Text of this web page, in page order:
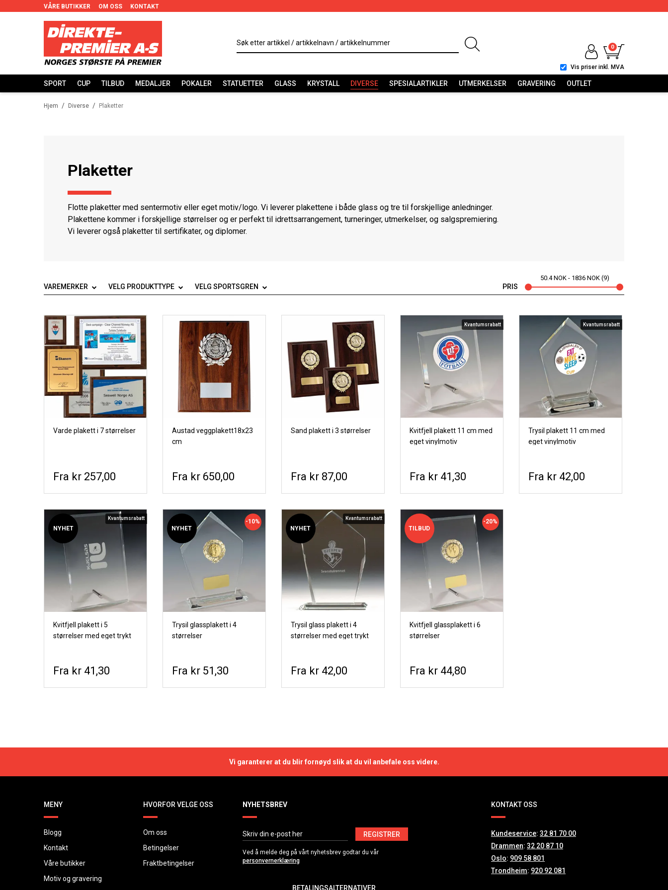
VÅRE BUTIKKER OM OSS KONTAKT
0
Vis priser inkl. MVA
SPORT CUP TILBUD MEDALJER POKALER STATUETTER GLASS KRYSTALL DIVERSE SPESIALARTIKLER UTMERKELSER GRAVERING OUTLET
/
Hjem /
Diverse Plaketter
Plaketter
Flotte plaketter med sentermotiv eller eget motiv/logo. Vi leverer plakettene i både glass og tre til forskjellige anledninger.
Plakettene kommer i forskjellige størrelser og er perfekt til idrettsarrangement, turneringer, utmerkelser, og salgspremiering.
Vi leverer også plaketter til sertifikater, og diplomer.
VAREMERKER VELG PRODUKTTYPE VELG SPORTSGREN PRIS
50.4 NOK 1836 NOK 9
Varde plakett i 7 størrelser
kr 257,00
Austad veggplakett18x23
cm
kr 650,00
Sand plakett i 3 størrelser
kr 87,00
Kvantumsrabatt
Kvitfjell plakett 11 cm med
eget vinylmotiv
kr 41,30
Kvantumsrabatt
Trysil plakett 11 cm med
eget vinylmotiv
kr 42,00
NYHET
Kvantumsrabatt
Kvitfjell plakett i 5
størrelser med eget trykt
kr 41,30
NYHET
Trysil glassplakett i 4
størrelser
-10%
kr 51,30
NYHET
Kvantumsrabatt
Trysil glass plakett i 4
størrelser med eget trykt
kr 42,00
TILBUD
Kvitfjell glassplakett i 6
størrelser
-20%
kr 44,80
Vi garanterer at du blir fornøyd slik at du vil anbefale oss videre.
MENY
Blogg
Kontakt
Våre butikker
Motiv og gravering
HVORFOR VELGE OSS
Om oss
Betingelser
Fraktbetingelser
NYHETSBREV
REGISTRER
Ved å melde deg på vårt nyhetsbrev godtar du vår
personvernerklæring
BETALINGSALTERNATIVER
KONTAKT OSS
Kundeservice: 32 81 70 00
Drammen: 32 20 87 10
Oslo: 909 58 801
Trondheim: 920 92 081